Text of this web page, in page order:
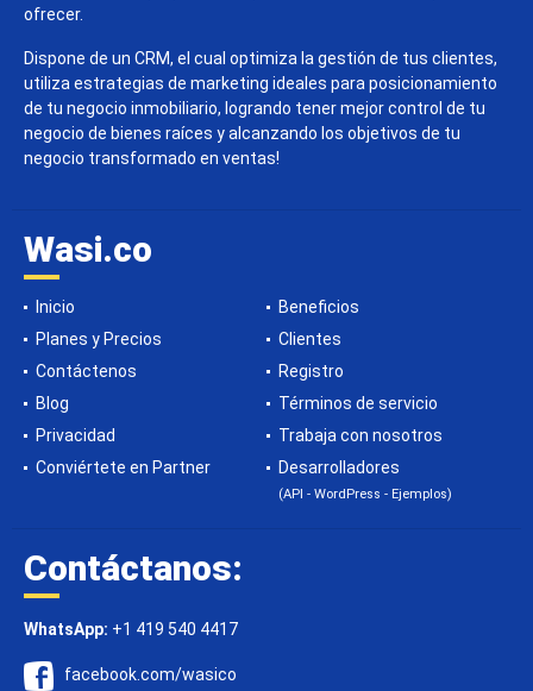
ofrecer.
Dispone de un CRM, el cual optimiza la gestión de tus clientes,
utiliza estrategias de marketing ideales para posicionamiento
de tu negocio inmobiliario, logrando tener mejor control de tu
negocio de bienes raíces y alcanzando los objetivos de tu
negocio transformado en ventas!
Wasi.co
Inicio
Beneficios
Planes y Precios
Clientes
Contáctenos
Registro
Blog
Términos de servicio
Privacidad
Trabaja con nosotros
Conviértete en Partner
Desarrolladores
(API - WordPress - Ejemplos)
Contáctanos:
WhatsApp: +1 419 540 4417
facebook.com/wasico